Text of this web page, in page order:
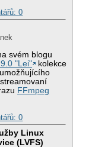
0
svém blogu
"Lei"
kolekce
FFmpeg
0
Linux
(LVFS)